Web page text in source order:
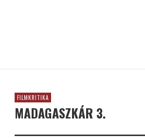
FILMKRITIKA
MADAGASZKÁR 3.